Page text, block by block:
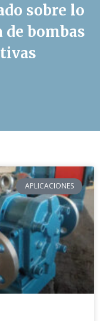
sobre lo
bombas
APLICACIONES